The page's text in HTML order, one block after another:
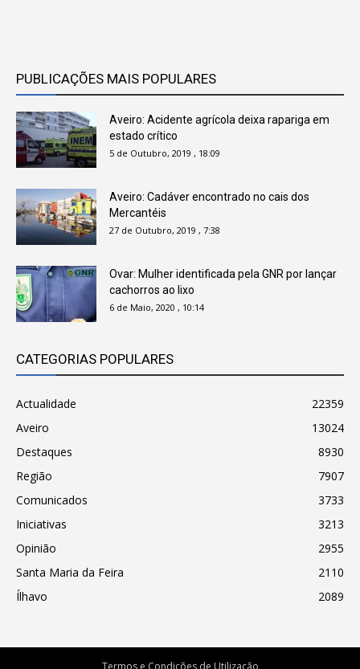
PUBLICAÇÕES MAIS POPULARES
Aveiro: Acidente agrícola deixa rapariga em
estado crítico
5 de Outubro, 2019 , 18:09
Aveiro: Cadáver encontrado no cais dos
Mercantéis
27 de Outubro, 2019 , 7:38
Ovar: Mulher identificada pela GNR por lançar
cachorros ao lixo
6 de Maio, 2020 , 10:14
CATEGORIAS POPULARES
Actualidade
22359
Aveiro
13024
Destaques
8930
Região
7907
Comunicados
3733
Iniciativas
3213
Opinião
2955
Santa Maria da Feira
2110
Ílhavo
2089
Termos e Condições de Utilização